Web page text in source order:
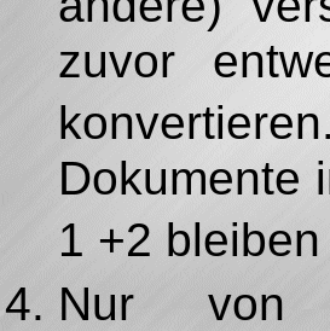
zuvor
Dokumente
1 +2
Nur von